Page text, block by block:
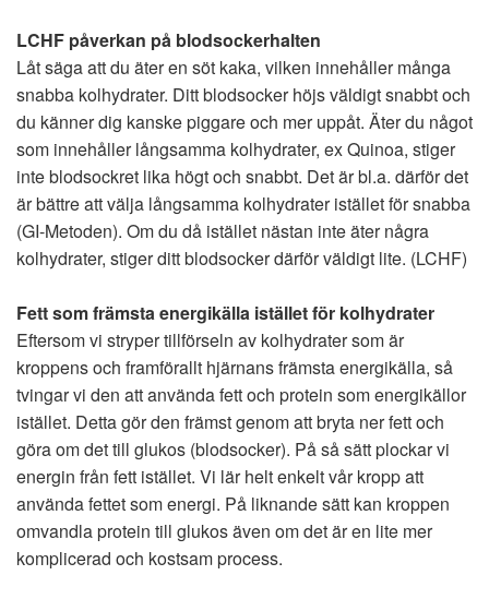
LCHF påverkan på blodsockerhalten
Låt säga att du äter en söt kaka, vilken innehåller många
snabba kolhydrater. Ditt blodsocker höjs väldigt snabbt och
du känner dig kanske piggare och mer uppåt. Äter du något
som innehåller långsamma kolhydrater, ex Quinoa, stiger
inte blodsockret lika högt och snabbt. Det är bl.a. därför det
är bättre att välja långsamma kolhydrater istället för snabba
(GI-Metoden). Om du då istället nästan inte äter några
kolhydrater, stiger ditt blodsocker därför väldigt lite. (LCHF)
Fett som främsta energikälla istället för kolhydrater
Eftersom vi stryper tillförseln av kolhydrater som är
kroppens och framförallt hjärnans främsta energikälla, så
tvingar vi den att använda fett och protein som energikällor
istället. Detta gör den främst genom att bryta ner fett och
göra om det till glukos (blodsocker). På så sätt plockar vi
energin från fett istället. Vi lär helt enkelt vår kropp att
använda fettet som energi. På liknande sätt kan kroppen
omvandla protein till glukos även om det är en lite mer
komplicerad och kostsam process.